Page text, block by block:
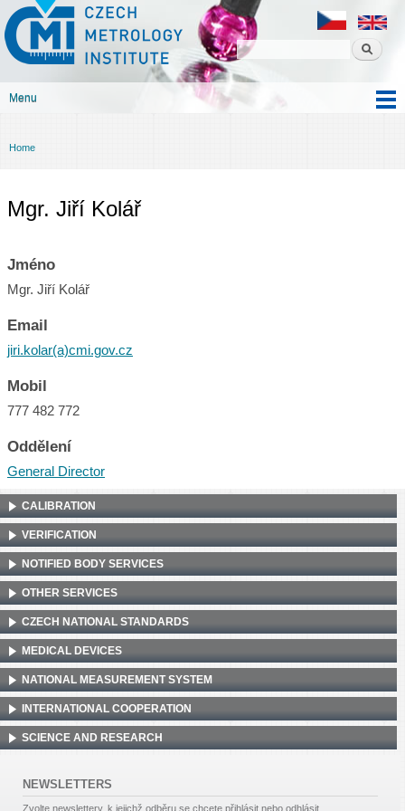
content
Czech
metrology
institute
Menu
You are here
Home
Mgr. Jiří Kolář
Jméno
Mgr. Jiří Kolář
Email
jiri.kolar(a)cmi.gov.cz
Mobil
777 482 772
Oddělení
General Director
CALIBRATION
VERIFICATION
NOTIFIED BODY SERVICES
OTHER SERVICES
CZECH NATIONAL STANDARDS
MEDICAL DEVICES
NATIONAL MEASUREMENT SYSTEM
INTERNATIONAL COOPERATION
SCIENCE AND RESEARCH
NEWSLETTERS
Zvolte newslettery, k jejichž odběru se chcete přihlásit nebo odhlásit.